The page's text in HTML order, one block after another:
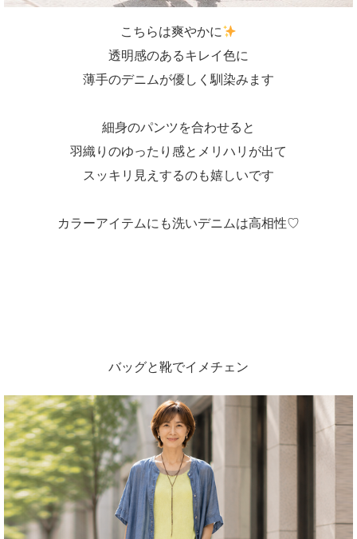
こちらは爽やかに
透明感のあるキレイ色に
薄手のデニムが優しく馴染みます
細身のパンツを合わせると
羽織りのゆったり感とメリハリが出て
スッキリ見えするのも嬉しいです
カラーアイテムにも洗いデニムは高相性♡
バッグと靴でイメチェン